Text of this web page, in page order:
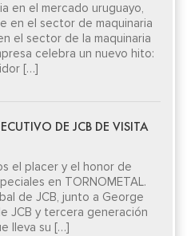
en el mercado uruguayo,
en el sector de maquinaria
el sector de la maquinaria
celebra un nuevo hito:
[…]
DE JCB DE VISITA
el placer y el honor de
en TORNOMETAL.
de JCB, junto a George
JCB y tercera generación
lleva su […]